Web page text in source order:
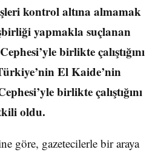
kontrol altına almamak
yapmakla suçlanan
birlikte çalıştığını
El Kaide’nin
birlikte çalıştığını
oldu.
göre, gazetecilerle bir araya